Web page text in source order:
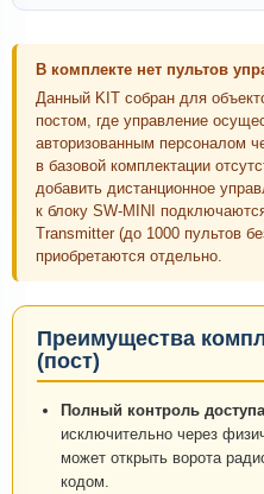
В комплекте нет пультов
Данный KIT собран для
постом, где управление
авторизованным персоналом
в базовой комплектации
добавить дистанционное
к блоку SW-MINI
Transmitter (до 1000 пультов
приобретаются отдельно.
Преимущества
(пост)
Полный контроль
исключительно через
может открыть ворота
кодом.